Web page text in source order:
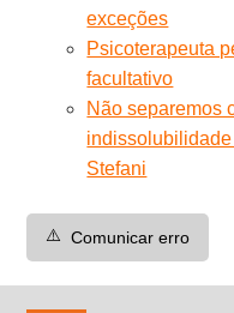
exceções
Psicoterapeuta
facultativo
Não separemos
Stefani
⚠️ Comunicar erro